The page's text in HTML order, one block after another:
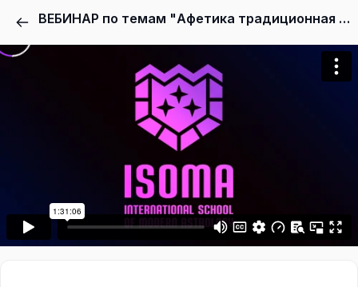
ВЕБИНАР по темам "Афетика традиционная и афетика новая. Связь планет и знаков Зодиака. Определение ведущей (выделенной) планеты"